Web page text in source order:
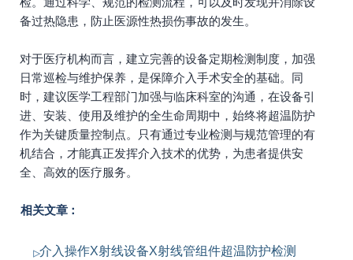
备过热隐患，防止医源性热损伤事故的发生。
对于医疗机构而言，建立完善的设备定期检测制度，加强
日常巡检与维护保养，是保障介入手术安全的基础。同
时，建议医学工程部门加强与临床科室的沟通，在设备引
进、安装、使用及维护的全生命周期中，始终将超温防护
作为关键质量控制点。只有通过专业检测与规范管理的有
机结合，才能真正发挥介入技术的优势，为患者提供安
全、高效的医疗服务。
相关文章：
介入操作X射线设备X射线管组件超温防护检测